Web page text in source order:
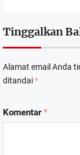
Tinggalkan
Alamat email Anda
ditandai*
Komentar*